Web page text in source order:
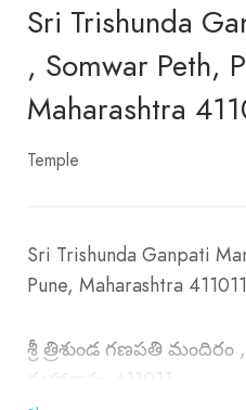
Sri Trishunda
, Somwar Peth,
Maharashtra
Temple
Sri Trishunda Ganpati
Pune, Maharashtra 411011
శ్రీ త్రిశుండ గణపతి
మహారాష్ట్ర 411011